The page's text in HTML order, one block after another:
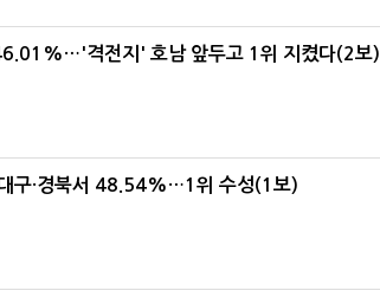
격전지' 호남 앞두고 1위 지켰다(2보)
대구·경북서 48.54%…1위 수성(1보)